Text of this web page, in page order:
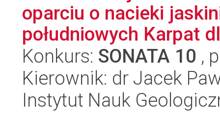
oparciu o nacieki
południowych Karpat
Konkurs: SONATA 10 ,
Kierownik: dr Jacek
Instytut Nauk